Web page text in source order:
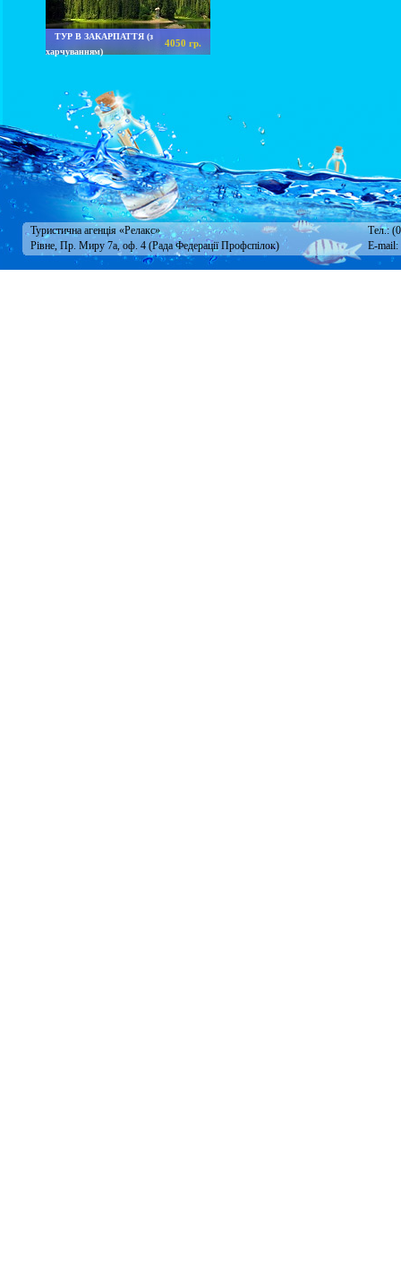
ТУР В ЗАКАРПАТТЯ (з
харчуванням)
4050 гр.
Туристична агенція «Релакс»
Тел.:
Рівне, Пр. Миру 7а, оф. 4 (Рада Федерації Профспілок)
E-mail: